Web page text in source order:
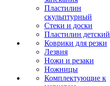
Пластилин
скульптурный
Стеки и доски
Пластилин детский
Коврики для резки
Лезвия
Ножи и резаки
Ножницы
Комплектующие к